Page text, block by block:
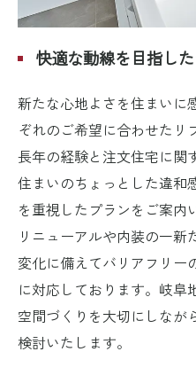
快適な動線を目指し
新たな心地よさを住まいに
ぞれのご希望に合わせたリ
長年の経験と注文住宅に関
住まいのちょっとした違和
を重視したプランをご案内
リニューアルや内装の一
変化に備えてバリアフリー
に対応しております。岐阜
空間づくりを大切にしなが
検討いたします。